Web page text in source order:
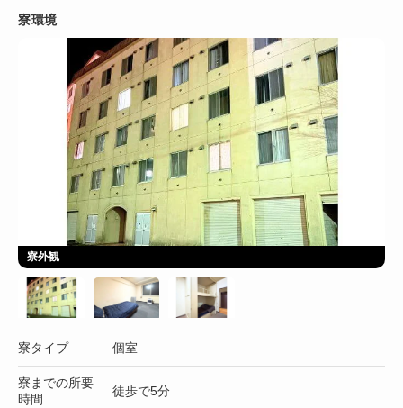
寮環境
寮外観
寮タイプ 個室
寮までの所要
時間
徒歩で5分